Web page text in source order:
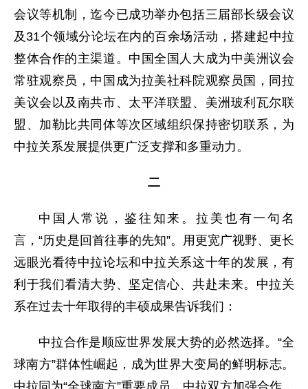
会议等机制，迄今已成功举办包括三届部长级会议
及31个领域分论坛在内的百余场活动，搭建起中拉
整体合作的主渠道。中国全国人大成为中美洲议会
常驻观察员，中国成为拉美社科院观察员国，同拉
美议会以及南共市、太平洋联盟、美洲玻利瓦尔联
盟、加勒比共同体等次区域组织保持密切联系，为
中拉关系发展提供更广泛支撑和多重动力。
二
中国人常说，鉴往知来。拉美也有一句名
言，“历史是回首往事的先知”。用更宽广视野、更长
远眼光看待中拉论坛和中拉关系这十年的发展，有
利于我们看清大势、坚定信心、共赴未来。中拉关
系在过去十年取得的丰硕成果告诉我们：
中拉合作是顺应世界发展大势的必然选择。“全
球南方”群体性崛起，成为世界大变局的鲜明标志。
中拉同为“全球南方”重要成员，中拉双方加强合作，